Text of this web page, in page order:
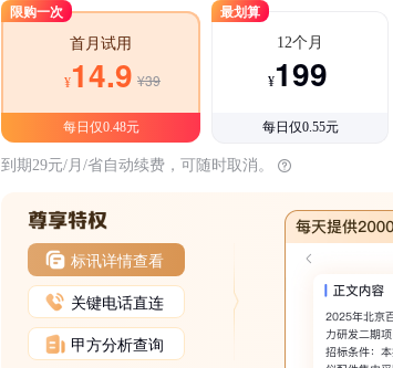
限购一次
首月试用
¥14.9 ¥39
每日仅0.48元
最划算
12个月
¥199
每日仅0.55元
到期29元/月/省自动续费，可随时取消。
标讯详情查看
关键电话直连
甲方分析查询